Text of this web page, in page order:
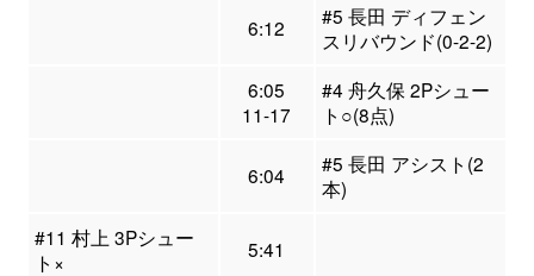
6:12
#5 長田 ディフェン
スリバウンド(0-2-2)
6:05
11-17
#4 舟久保 2Pシュー
ト○(8点)
6:04
#5 長田 アシスト(2
本)
#11 村上 3Pシュー
ト×
5:41